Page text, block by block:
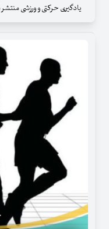
یادگیری حرکتی و ورزشی